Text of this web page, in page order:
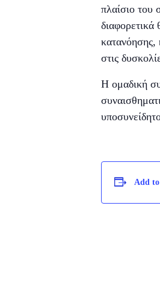
πλαίσιο του
κατανόησης,
στις
Η ομαδική
Add